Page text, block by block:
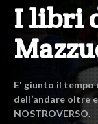
I libri
E' giunto il tempo
dell’andare oltre
NOSTROVERSO.